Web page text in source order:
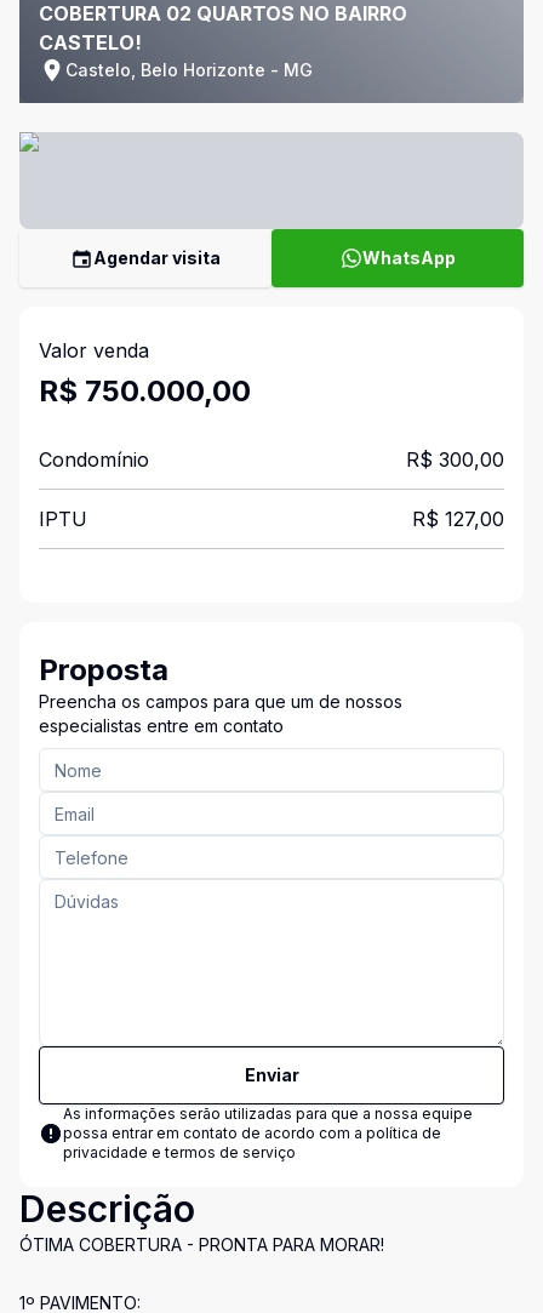
COBERTURA 02 QUARTOS NO BAIRRO
CASTELO!
Castelo, Belo Horizonte - MG
Agendar visita WhatsApp
Valor venda
R$ 750.000,00
Condomínio R$ 300,00
IPTU R$ 127,00
Proposta
Preencha os campos para que um de nossos
especialistas entre em contato
Enviar
As informações serão utilizadas para que a nossa equipe
possa entrar em contato de acordo com a política de
privacidade e termos de serviço
Descrição
ÓTIMA COBERTURA - PRONTA PARA MORAR!
1º PAVIMENTO: